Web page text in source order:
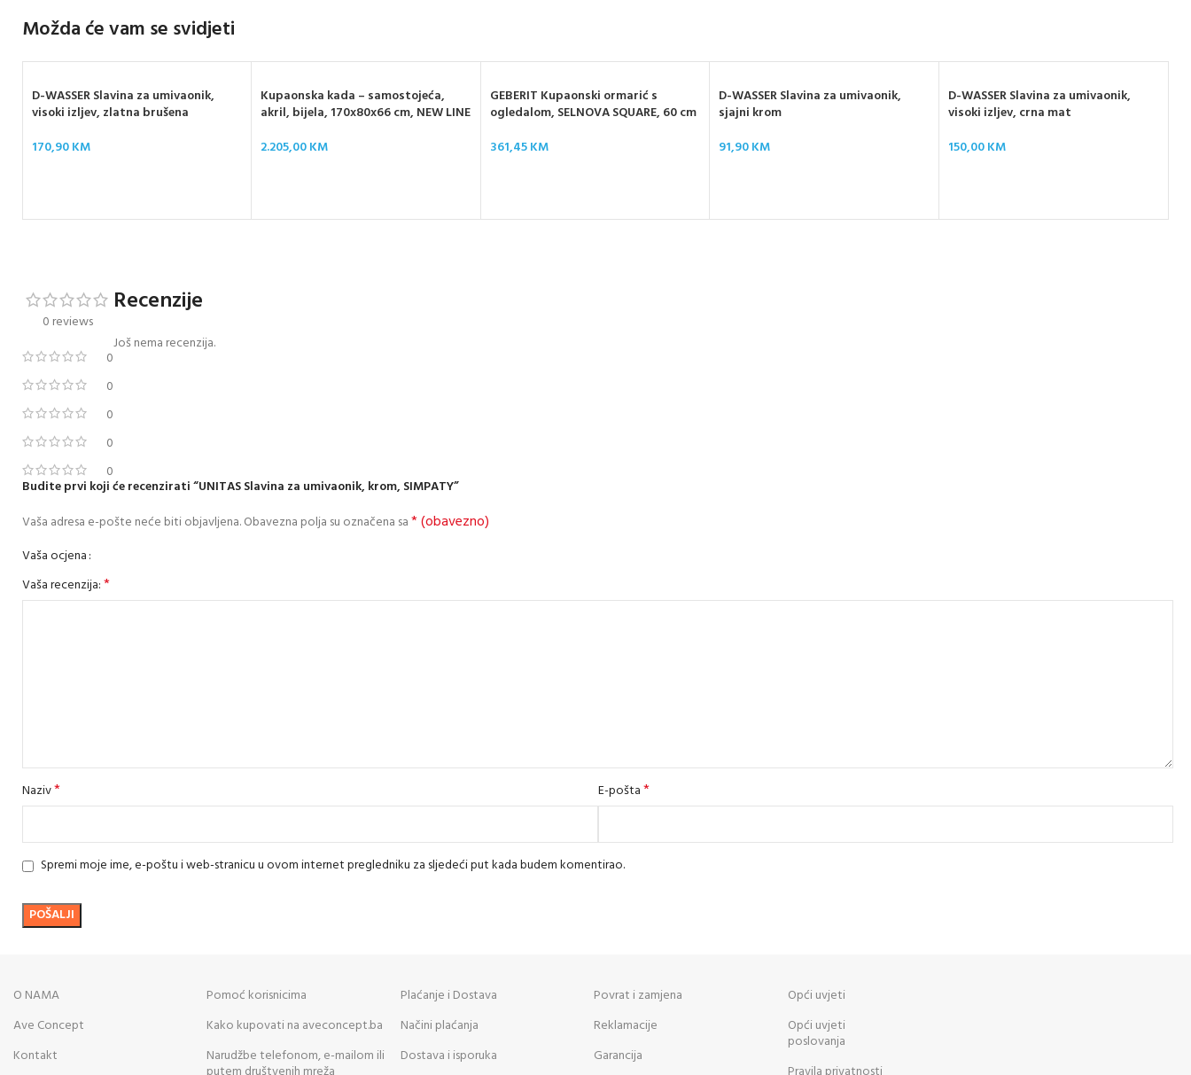
Možda će vam se svidjeti
D-WASSER Slavina za umivaonik,
visoki izljev, zlatna brušena
170,90KM
Kupaonska kada – samostojeća,
akril, bijela, 170x80x66 cm, NEW LINE
2.205,00KM
GEBERIT Kupaonski ormarić s
ogledalom, SELNOVA SQUARE, 60 cm
361,45KM
D-WASSER Slavina za umivaonik,
sjajni krom
91,90KM
D-WASSER Slavina za umivaonik,
visoki izljev, crna mat
150,00KM
0 reviews
0
0
0
0
0
Recenzije
Još nema recenzija.
Budite prvi koji će recenzirati “UNITAS Slavina za umivaonik, krom, SIMPATY”
Vaša adresa e-pošte neće biti objavljena.Obavezna polja su označena sa* (obavezno)
Vaša ocjena
Vaša recenzija:*
Naziv* E-pošta*
Spremi moje ime, e-poštu i web-stranicu u ovom internet pregledniku za sljedeći put kada budem komentirao.
O NAMA
Ave Concept
Kontakt
Pomoć korisnicima
Kako kupovati na aveconcept.ba
Narudžbe telefonom, e-mailom ili
Plaćanje i Dostava
Načini plaćanja
Dostava i isporuka
Povrat i zamjena
Reklamacije
Garancija
Opći uvjeti
Opći uvjeti
poslovanja